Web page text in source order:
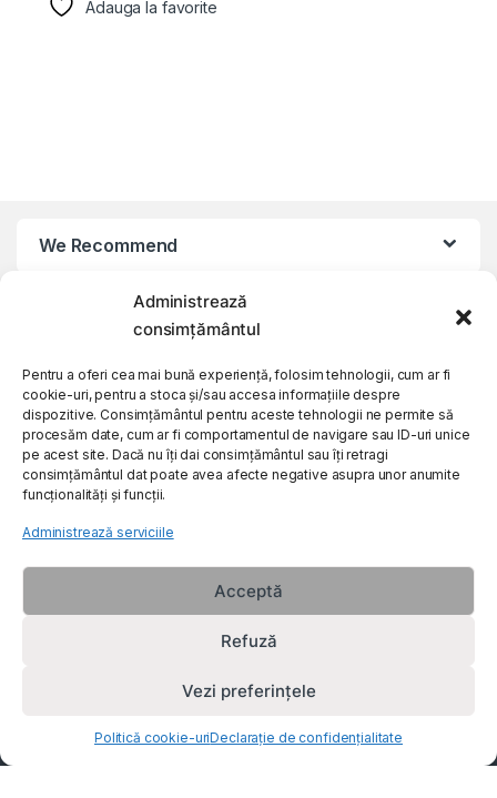
Administrează
consimțământul
Pentru a oferi cea mai bună experiență, folosim tehnologii, cum ar fi
cookie-uri, pentru a stoca și/sau accesa informațiile despre
dispozitive. Consimțământul pentru aceste tehnologii ne permite să
procesăm date, cum ar fi comportamentul de navigare sau ID-uri unice
pe acest site. Dacă nu îți dai consimțământul sau îți retragi
consimțământul dat poate avea afecte negative asupra unor anumite
funcționalități și funcții.
Administrează serviciile
Acceptă
Refuză
Vezi preferințele
Politică cookie-uriDeclarație de confidențialitate
Adauga la favorite
We Recommend
My Account
Customer Care
About Us